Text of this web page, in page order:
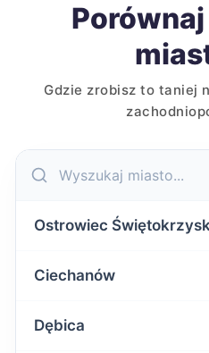
Gdzie zrobisz to taniej
Ostrowiec
Ciechanów
Dębica